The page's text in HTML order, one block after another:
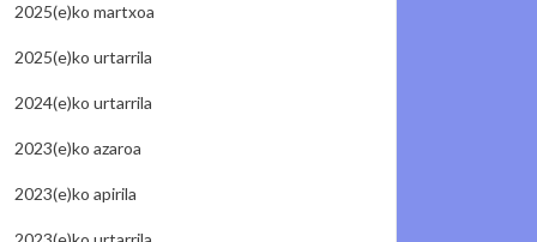
2025(e)ko martxoa
2025(e)ko urtarrila
2024(e)ko urtarrila
2023(e)ko azaroa
2023(e)ko apirila